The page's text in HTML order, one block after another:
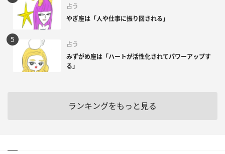
占う
やぎ座は「人や仕事に振り回される」
占う
みずがめ座は「ハートが活性化されてパワーアップす
る」
ランキングをもっと見る